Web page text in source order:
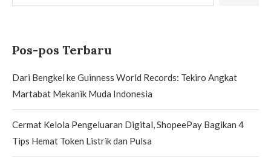
Pos-pos Terbaru
Dari Bengkel ke Guinness World Records: Tekiro Angkat
Martabat Mekanik Muda Indonesia
Cermat Kelola Pengeluaran Digital, ShopeePay Bagikan 4
Tips Hemat Token Listrik dan Pulsa